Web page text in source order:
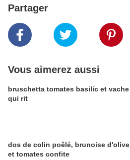
Partager
Vous aimerez aussi
bruschetta tomates basilic et vache
qui rit
dos de colin poêlé, brunoise d'olive
et tomates confite